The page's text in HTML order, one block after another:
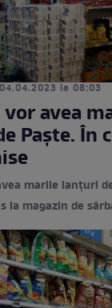
la 08:03
vor avea
Paște. În
marile lanțuri
la magazin de